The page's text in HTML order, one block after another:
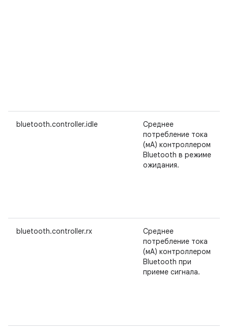
bluetooth.controller.idle
Среднее
потребление тока
(мА) контроллером
Bluetooth в режиме
ожидания.
bluetooth.controller.rx
Среднее
потребление тока
(мА) контроллером
Bluetooth при
приеме сигнала.